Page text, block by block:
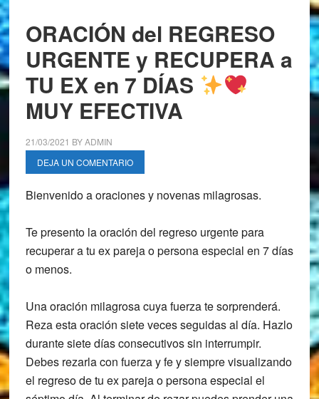
ORACIÓN del REGRESO
URGENTE y RECUPERA a
TU EX en 7 DÍAS
MUY EFECTIVA
21/03/2021 BYADMIN
DEJA UN COMENTARIO
Bienvenido a oraciones y novenas milagrosas.
Te presento la oración del regreso urgente para
recuperar a tu ex pareja o persona especial en 7 días
o menos.
Una oración milagrosa cuya fuerza te sorprenderá.
Reza esta oración siete veces seguidas al día. Hazlo
durante siete días consecutivos sin interrumpir.
Debes rezarla con fuerza y fe y siempre visualizando
el regreso de tu ex pareja o persona especial el